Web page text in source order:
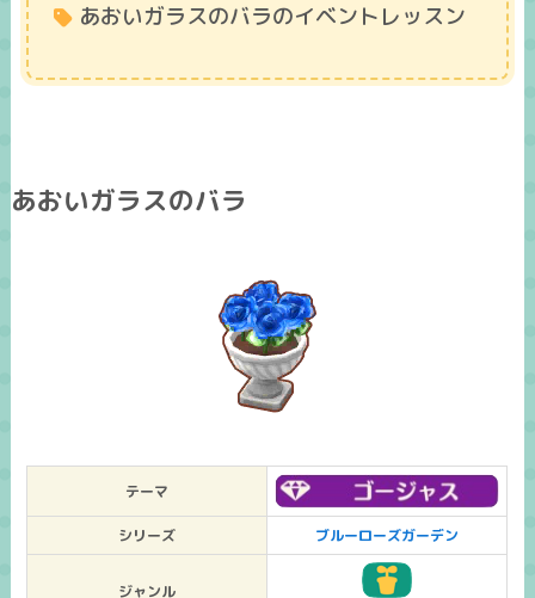
あおいガラスのバラのイベントレッスン
あおいガラスのバラ
テーマ
シリーズ ブルーローズガーデン
ジャンル